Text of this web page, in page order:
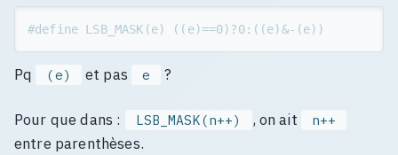
Pq (e) et pas e ?
Pour que dans : LSB_MASK(n++) , on ait n++
entre parenthèses.